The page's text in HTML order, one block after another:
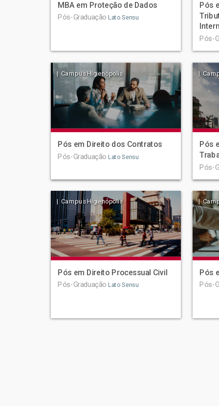
MBA em Proteção de Dados
Pós-Graduação Lato Sensu
Pós
Pós-
| Campus Higienópolis
Pós em Direito dos Contratos
Pós-Graduação Lato Sensu
|
Pós
Pós-
| Campus Higienópolis
Pós em Direito Processual Civil
Pós-Graduação Lato Sensu
|
Pós
Pós-